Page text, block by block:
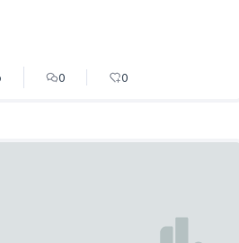
0 0